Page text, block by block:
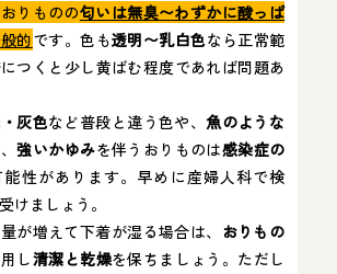
総監修者について詳しく見る
りものの匂いは無臭〜わずかに酸っぱ
的です。色も透明〜乳白色なら正常範
つくと少し黄ばむ程度であれば問題あ
灰色など普段と違う色や、魚のような
、強いかゆみを伴うおりものは感染症の
能性があります。早めに産婦人科で検
けましょう。
が増えて下着が湿る場合は、 おりもの
し清潔と乾燥を保ちましょう。ただし